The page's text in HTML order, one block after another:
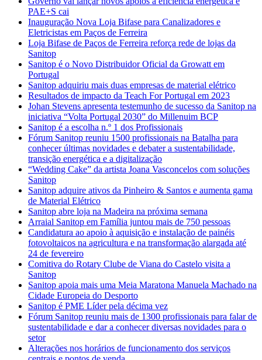
PAE+S cai
Inauguração Nova Loja Bifase para Canalizadores e
Eletricistas em Paços de Ferreira
Loja Bifase de Paços de Ferreira reforça rede de lojas da
Sanitop
Sanitop é o Novo Distribuidor Oficial da Growatt em
Portugal
Sanitop adquiriu mais duas empresas de material elétrico
Resultados de impacto da Teach For Portugal em 2023
Johan Stevens apresenta testemunho de sucesso da Sanitop na
iniciativa “Volta Portugal 2030” do Millenuim BCP
Sanitop é a escolha n.º 1 dos Profissionais
Fórum Sanitop reuniu 1500 profissionais na Batalha para
conhecer últimas novidades e debater a sustentabilidade,
transição energética e a digitalização
“Wedding Cake” da artista Joana Vasconcelos com soluções
Sanitop
Sanitop adquire ativos da Pinheiro & Santos e aumenta gama
de Material Elétrico
Sanitop abre loja na Madeira na próxima semana
Arraial Sanitop em Família juntou mais de 750 pessoas
Candidatura ao apoio à aquisição e instalação de painéis
fotovoltaicos na agricultura e na transformação alargada até
24 de fevereiro
Comitiva do Rotary Clube de Viana do Castelo visita a
Sanitop
Sanitop apoia mais uma Meia Maratona Manuela Machado na
Cidade Europeia do Desporto
Sanitop é PME Líder pela décima vez
Fórum Sanitop reuniu mais de 1300 profissionais para falar de
sustentabilidade e dar a conhecer diversas novidades para o
setor
Alterações nos horários de funcionamento dos serviços